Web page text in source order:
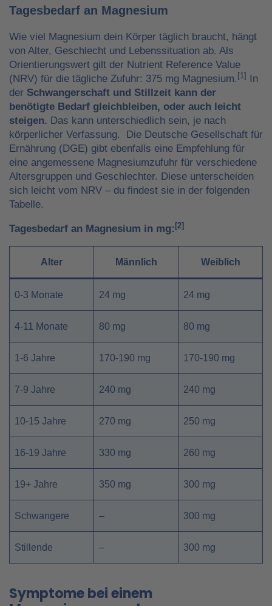
Tagesbedarf an Magnesium
Wie viel Magnesium dein Körper täglich braucht, hängt
von Alter, Geschlecht und Lebenssituation ab. Als
Orientierungswert gilt der Nutrient Reference Value
(NRV) für die tägliche Zufuhr: 375 mg Magnesium. [1]
In
der Schwangerschaft und Stillzeit kann der
benötigte Bedarf gleichbleiben, oder auch leicht
steigen. Das kann unterschiedlich sein, je nach
körperlicher Verfassung. Die Deutsche Gesellschaft für
Ernährung (DGE) gibt ebenfalls eine Empfehlung für
eine angemessene Magnesiumzufuhr für verschiedene
Altersgruppen und Geschlechter. Diese unterscheiden
sich leicht vom NRV – du findest sie in der folgenden
Tabelle.
Tagesbedarf an Magnesium in mg: [2]
Alter Männlich Weiblich
0-3 Monate 24 mg 24 mg
4-11 Monate 80 mg 80 mg
1-6 Jahre 170-190 mg 170-190 mg
7-9 Jahre 240 mg 240 mg
10-15 Jahre 270 mg 250 mg
16-19 Jahre 330 mg 260 mg
19+ Jahre 350 mg 300 mg
Schwangere – 300 mg
Stillende – 300 mg
Symptome bei einem